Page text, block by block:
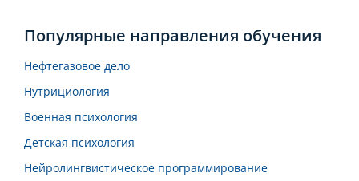
Популярные направления обучения
Нефтегазовое дело
Нутрициология
Военная психология
Детская психология
Нейролингвистическое программирование